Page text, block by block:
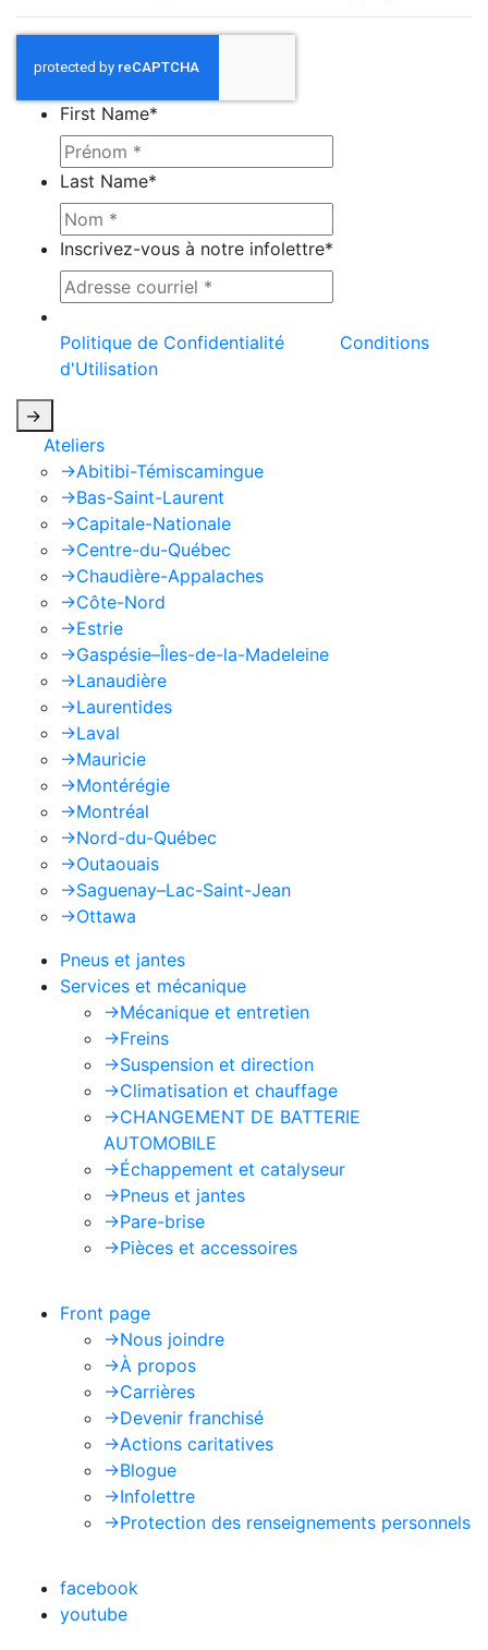
First Name*
Last Name*
Inscrivez-vous à notre infolettre*
Politique de Confidentialité
Conditions
d'Utilisation
->
Ateliers
->Abitibi-Témiscamingue
->Bas-Saint-Laurent
->Capitale-Nationale
->Centre-du-Québec
->Chaudière-Appalaches
->Côte-Nord
->Estrie
->Gaspésie–Îles-de-la-Madeleine
->Lanaudière
->Laurentides
->Laval
->Mauricie
->Montérégie
->Montréal
->Nord-du-Québec
->Outaouais
->Saguenay–Lac-Saint-Jean
->Ottawa
Pneus et jantes
Services et mécanique
->Mécanique et entretien
->Freins
->Suspension et direction
->Climatisation et chauffage
->CHANGEMENT DE BATTERIE
AUTOMOBILE
->Échappement et catalyseur
->Pneus et jantes
->Pare-brise
->Pièces et accessoires
Front page
->Nous joindre
->À propos
->Carrières
->Devenir franchisé
->Actions caritatives
->Blogue
->Infolettre
->Protection des renseignements personnels
facebook
youtube